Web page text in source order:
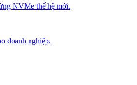
NVMe thế hệ mới.
doanh nghiệp.